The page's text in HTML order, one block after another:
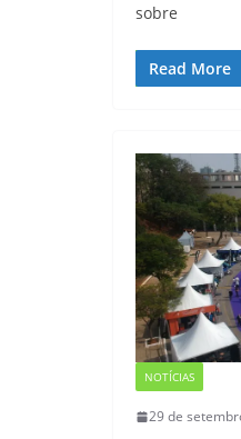
sobre
Read More
NOTÍCIAS
29 de